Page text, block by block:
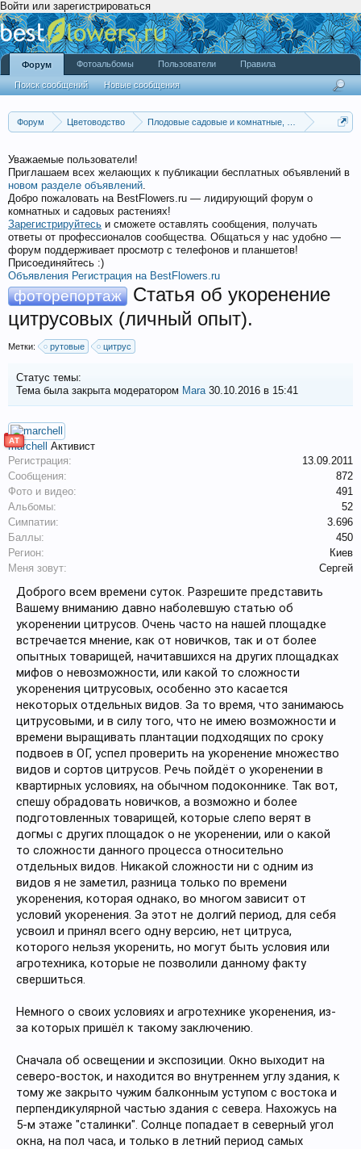
Войти или зарегистрироваться
Форум Цветоводство
Плодовые садовые и комнатные, пряно-
Уважаемые пользователи!
Приглашаем всех желающих к публикации бесплатных объявлений в
новом разделе объявлений.
Добро пожаловать на BestFlowers.ru — лидирующий форум о
комнатных и садовых растениях!
Зарегистрируйтесь и сможете оставлять сообщения, получать
ответы от профессионалов сообщества. Общаться у нас удобно —
форум поддерживает просмотр с телефонов и планшетов!
Присоединяйтесь :)
Объявления Регистрация на BestFlowers.ru
фоторепортаж
Статья об укоренение
цитрусовых (личный опыт).
Метки: рутовые цитрус
Статус темы:
Тема была закрыта модератором Mara30.10.2016 в 15:41
АТ
marchell
Активист
Регистрация:
13.09.2011
Сообщения:
872
Фото и видео:
491
Альбомы:
52
Симпатии:
3.696
Баллы:
450
Регион:
Киев
Меня зовут:
Сергей
Доброго всем времени суток. Разрешите представить
Вашему вниманию давно наболевшую статью об
укоренении цитрусов. Очень часто на нашей площадке
встречается мнение, как от новичков, так и от более
опытных товарищей, начитавшихся на других площадках
мифов о невозможности, или какой то сложности
укоренения цитрусовых, особенно это касается
некоторых отдельных видов. За то время, что занимаюсь
цитрусовыми, и в силу того, что не имею возможности и
времени выращивать плантации подходящих по сроку
подвоев в ОГ, успел проверить на укоренение множество
видов и сортов цитрусов. Речь пойдёт о укоренении в
квартирных условиях, на обычном подоконнике. Так вот,
спешу обрадовать новичков, а возможно и более
подготовленных товарищей, которые слепо верят в
догмы с других площадок о не укоренении, или о какой
то сложности данного процесса относительно
отдельных видов. Никакой сложности ни с одним из
видов я не заметил, разница только по времени
укоренения, которая однако, во многом зависит от
условий укоренения. За этот не долгий период, для себя
усвоил и принял всего одну версию, нет цитруса,
которого нельзя укоренить, но могут быть условия или
агротехника, которые не позволили данному факту
свершиться.
Немного о своих условиях и агротехнике укоренения, из-
за которых пришёл к такому заключению.
Сначала об освещении и экспозиции. Окно выходит на
северо-восток, и находится во внутреннем углу здания, к
тому же закрыто чужим балконным уступом с востока и
перпендикулярной частью здания с севера. Нахожусь на
5-м этаже "сталинки". Солнце попадает в северный угол
окна, на пол часа, и только в летний период самых
Форум
Поиск сообщений Новые сообщения
Фотоальбомы Пользователи Правила